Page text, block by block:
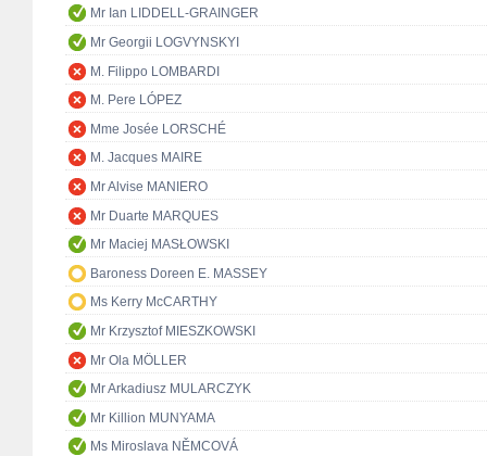
Mr Ian LIDDELL-GRAINGER
Mr Georgii LOGVYNSKYI
M. Filippo LOMBARDI
M. Pere LÓPEZ
Mme Josée LORSCHÉ
M. Jacques MAIRE
Mr Alvise MANIERO
Mr Duarte MARQUES
Mr Maciej MASŁOWSKI
Baroness Doreen E. MASSEY
Ms Kerry McCARTHY
Mr Krzysztof MIESZKOWSKI
Mr Ola MÖLLER
Mr Arkadiusz MULARCZYK
Mr Killion MUNYAMA
Ms Miroslava NĚMCOVÁ